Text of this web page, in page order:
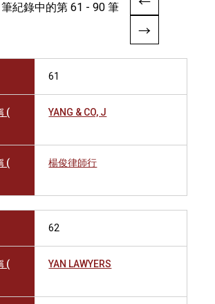
紀錄中的第 61 - 90 筆
61
(
YANG & CO, J
(
楊俊律師行
62
(
YAN LAWYERS